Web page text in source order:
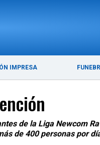
IMPRESA
de la Liga Newcom
de 400 personas por